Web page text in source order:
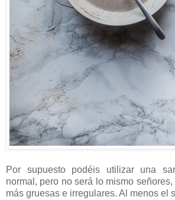
Por supuesto podéis utilizar una
normal, pero no será lo mismo
más gruesas e irregulares. Al menos el